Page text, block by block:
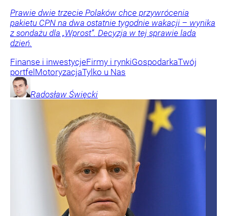
Prawie dwie trzecie Polaków chce przywrócenia
pakietu CPN na dwa ostatnie tygodnie wakacji – wynika
z sondażu dla „Wprost”. Decyzja w tej sprawie lada
dzień.
Finanse i inwestycjeFirmy i rynkiGospodarkaTwój
portfel MotoryzacjaTylko u Nas
Radosław Święcki